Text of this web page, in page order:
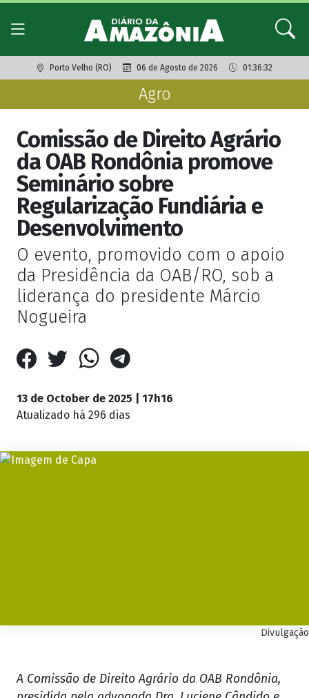
Porto Velho (RO) 06 de Agosto de 2026 01:36:32
Agro
Comissão de Direito Agrário
da OAB Rondônia promove
Seminário sobre
Regularização Fundiária e
Desenvolvimento
O evento, promovido com o apoio
da Presidência da OAB/RO, sob a
liderança do presidente Márcio
Nogueira
13 de October de 2025 | 17h16
Atualizado há 296 dias
Divulgação
A Comissão de Direito Agrário da OAB Rondônia,